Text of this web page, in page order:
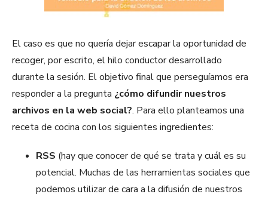
El caso es que no quería dejar escapar la oportunidad de
recoger, por escrito, el hilo conductor desarrollado
durante la sesión. El objetivo final que perseguíamos era
responder a la pregunta ¿cómo difundir nuestros
archivos en la web social?. Para ello planteamos una
receta de cocina con los siguientes ingredientes:
RSS (hay que conocer de qué se trata y cuál es su
potencial. Muchas de las herramientas sociales que
podemos utilizar de cara a la difusión de nuestros